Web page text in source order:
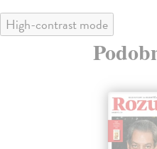
High-contrast mode